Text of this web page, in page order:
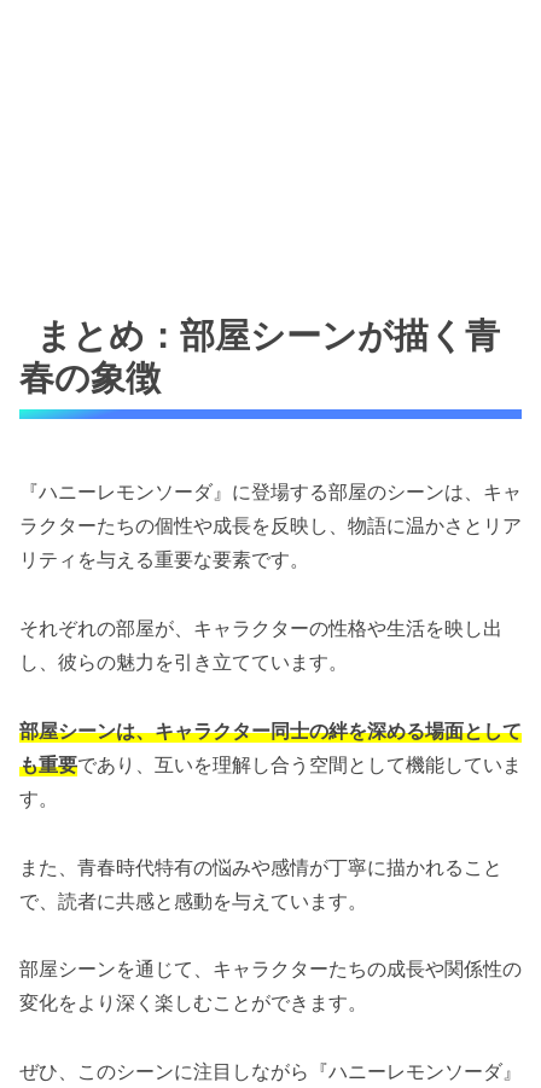
まとめ：部屋シーンが描く青
春の象徴
『ハニーレモンソーダ』に登場する部屋のシーンは、キャ
ラクターたちの個性や成長を反映し、物語に温かさとリア
リティを与える重要な要素です。
それぞれの部屋が、キャラクターの性格や生活を映し出
し、彼らの魅力を引き立てています。
部屋シーンは、キャラクター同士の絆を深める場面として
も重要であり、互いを理解し合う空間として機能していま
す。
また、青春時代特有の悩みや感情が丁寧に描かれること
で、読者に共感と感動を与えています。
部屋シーンを通じて、キャラクターたちの成長や関係性の
変化をより深く楽しむことができます。
ぜひ、このシーンに注目しながら『ハニーレモンソーダ』